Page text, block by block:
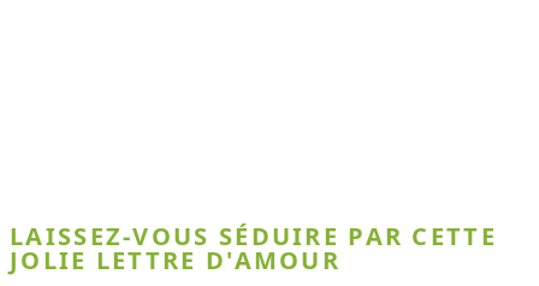
LAISSEZ-VOUS SÉDUIRE PAR CETTE
JOLIE LETTRE D'AMOUR